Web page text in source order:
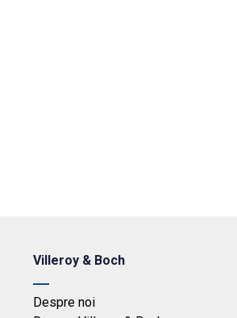
Villeroy & Boch
Despre noi